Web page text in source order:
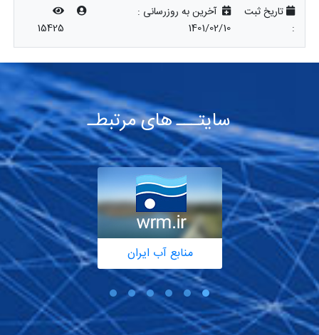
تاریخ ثبت
:
آخرین به روزرسانی :
1401/02/10
15425
سایتـــ های مرتبطـ
منابع آب ایران